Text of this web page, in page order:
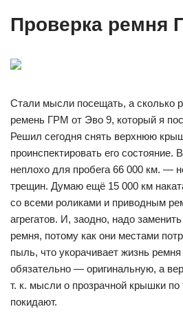
Проверка ремня
Стали мысли посещать, а сколько
ремень ГРМ от Эво 9, который я
Решил сегодня снять верхнюю
проинспектировать его состояние.
неплохо для пробега 66 000 км. —
трещин. Думаю ещё 15 000 км
со всеми роликами и приводным
агрегатов. И, заодно, надо
ремня, потому как они местами
пыль, что укорачивает жизнь
обязательно — оригинальную, а
т. к. мысли о прозрачной крышки
покидают.